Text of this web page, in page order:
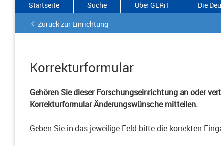
Startseite Suche Über GERiT
Die
Zurück zur Einrichtung
Korrekturformular
Gehören Sie dieser Forschungseinrichtung an oder
Korrekturformular Änderungswünsche mitteilen.
Geben Sie in das jeweilige Feld bitte die korrekten